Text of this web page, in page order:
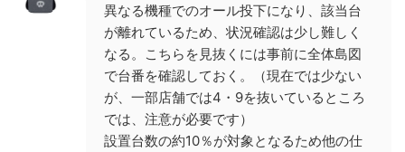
異なる機種でのオール投下になり、該当台
が離れているため、状況確認は少し難しく
なる。こちらを見抜くには事前に全体島図
で台番を確認しておく。（現在では少ない
が、一部店舗では4・9を抜いているところ
では、注意が必要です）
設置台数の約10％が対象となるため他の仕